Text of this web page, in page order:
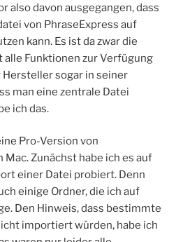
also davon ausgegangen, dass
von PhraseExpress auf
kann. Es ist da zwar die
alle Funktionen zur Verfügung
sogar in seiner
man eine zentrale Datei
ich das.
Pro-Version von
Mac. Zunächst habe ich es auf
einer Datei probiert. Denn
einige Ordner, die ich auf
Den Hinweis, dass bestimmte
importiert würden, habe ich